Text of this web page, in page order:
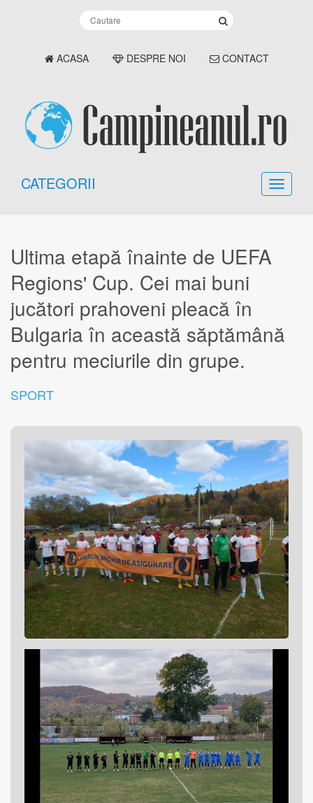
ACASA DESPRE NOI CONTACT
CATEGORII
Ultima etapă înainte de UEFA
Regions' Cup. Cei mai buni
jucători prahoveni pleacă în
Bulgaria în această săptămână
pentru meciurile din grupe.
SPORT